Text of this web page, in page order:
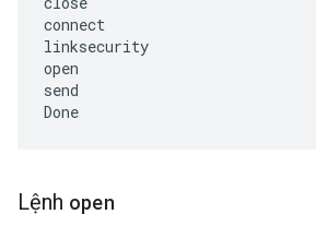
connect
linksecurity
open
send
Lệnh open